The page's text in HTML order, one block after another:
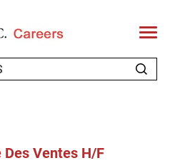
T
o
l
Ventes H/F